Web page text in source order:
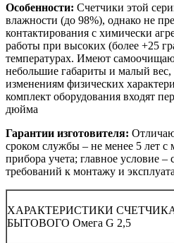
Особенности: Счетчики этой
влажности (до 98%), однако не
контактирования с химически
работы при высоких (более +25
температурах. Имеют
небольшие габариты и малый вес,
изменениям физических
комплект оборудования входят
дюйма
Гарантии изготовителя:
сроком службы – не менее 5 лет с
прибора учета; главное условие –
требований к монтажу и
ХАРАКТЕРИСТИКИ
БЫТОВОГО Омега G 2,5